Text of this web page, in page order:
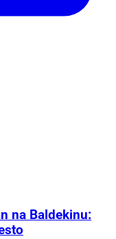
na Baldekinu: